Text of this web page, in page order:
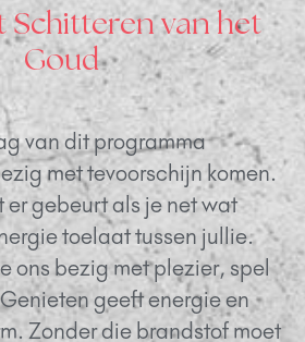
Schitteren van het
Goud
van dit programma
met tevoorschijn komen.
er gebeurt als je net wat
toelaat tussen jullie.
ons bezig met plezier, spel
geeft energie en
Zonder die brandstof moet